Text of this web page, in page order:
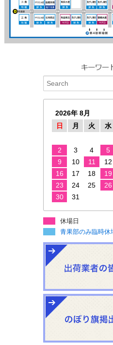
2026年 8月
日
月 火 水
2
3 4 5
9
10 11 12
16
17 18 19
23
24 25 26
30
31
休場日
青果部のみ臨時休